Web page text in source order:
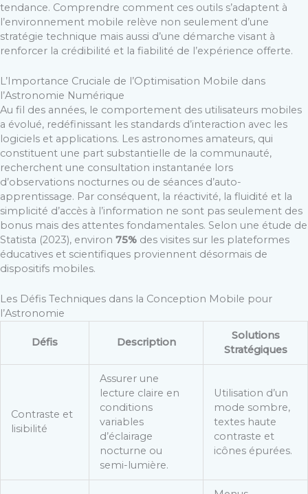
tendance. Comprendre comment ces outils s’adaptent à
l’environnement mobile relève non seulement d’une
stratégie technique mais aussi d’une démarche visant à
renforcer la crédibilité et la fiabilité de l’expérience offerte.
L’Importance Cruciale de l’Optimisation Mobile dans
l’Astronomie Numérique
Au fil des années, le comportement des utilisateurs mobiles
a évolué, redéfinissant les standards d’interaction avec les
logiciels et applications. Les astronomes amateurs, qui
constituent une part substantielle de la communauté,
recherchent une consultation instantanée lors
d’observations nocturnes ou de séances d’auto-
apprentissage. Par conséquent, la réactivité, la fluidité et la
simplicité d’accès à l’information ne sont pas seulement des
bonus mais des attentes fondamentales. Selon une étude de
Statista (2023), environ 75% des visites sur les plateformes
éducatives et scientifiques proviennent désormais de
dispositifs mobiles.
Les Défis Techniques dans la Conception Mobile pour
l’Astronomie
Défis Description
Solutions
Stratégiques
Contraste et
lisibilité
Assurer une
lecture claire en
conditions
variables
d’éclairage
nocturne ou
semi-lumière.
Utilisation d’un
mode sombre,
textes haute
contraste et
icônes épurées.